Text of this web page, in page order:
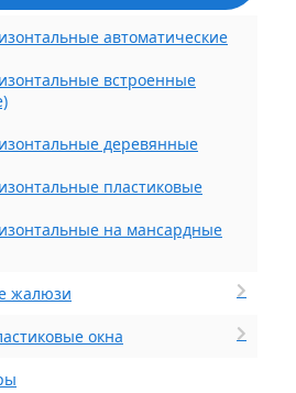
автоматические
встроенные
деревянные
пластиковые
на мансардные
жалюзи
окна